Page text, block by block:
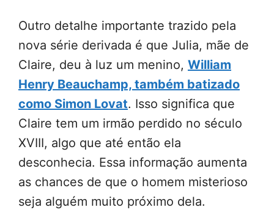
Outro detalhe importante trazido pela
nova série derivada é que Julia, mãe de
Claire, deu à luz um menino, William
Henry Beauchamp, também batizado
como Simon Lovat. Isso significa que
Claire tem um irmão perdido no século
XVIII, algo que até então ela
desconhecia. Essa informação aumenta
as chances de que o homem misterioso
seja alguém muito próximo dela.